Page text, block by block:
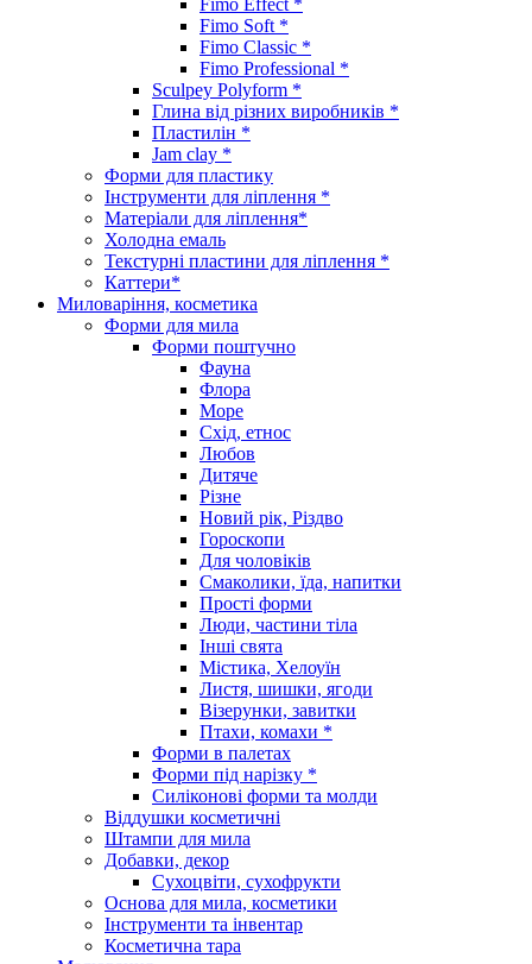
Fimo Soft *
Fimo Classic *
Fimo Professional *
Sculpey Polyform *
Глина від різних виробників *
Пластилін *
Jam clay *
Форми для пластику
Інструменти для ліплення *
Матеріали для ліплення*
Холодна емаль
Текстурні пластини для ліплення *
Каттери*
Миловаріння, косметика
Форми для мила
Форми поштучно
Фауна
Флора
Море
Схід, етнос
Любов
Дитяче
Різне
Новий рік, Різдво
Гороскопи
Для чоловіків
Смаколики, їда, напитки
Прості форми
Люди, частини тіла
Інші свята
Містика, Хелоуїн
Листя, шишки, ягоди
Візерунки, завитки
Птахи, комахи *
Форми в палетах
Форми під нарізку *
Силіконові форми та молди
Віддушки косметичні
Штампи для мила
Добавки, декор
Сухоцвіти, сухофрукти
Основа для мила, косметики
Інструменти та інвентар
Косметична тара